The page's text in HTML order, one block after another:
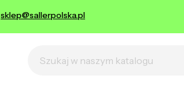
sklep@sallerpolska.pl